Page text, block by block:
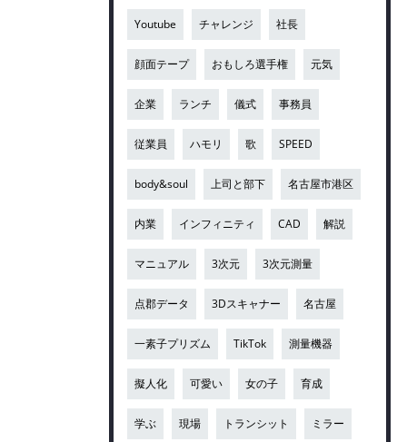
Youtube チャレンジ 社長
顔面テープ おもしろ選手権 元気
企業 ランチ 儀式 事務員
従業員 ハモリ 歌 SPEED
body&soul 上司と部下 名古屋市港区
内業 インフィニティ CAD 解説
マニュアル 3次元 3次元測量
点郡データ 3Dスキャナー 名古屋
一素子プリズム TikTok 測量機器
擬人化 可愛い 女の子 育成
学ぶ 現場 トランシット ミラー